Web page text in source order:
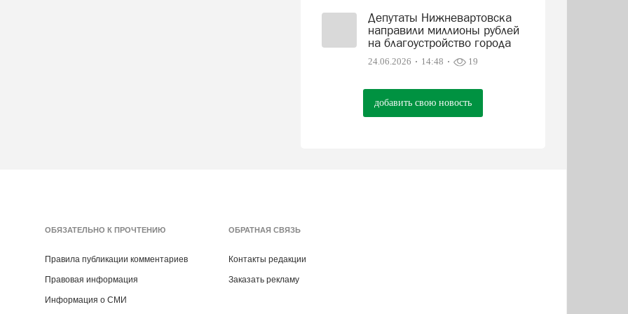
Депутаты Нижневартовска
направили миллионы рублей
на благоустройство города
24.06.2026 14:48 19
добавить свою новость
ОБЯЗАТЕЛЬНО К ПРОЧТЕНИЮ
Правила публикации комментариев
Правовая информация
Информация о СМИ
ОБРАТНАЯ СВЯЗЬ
Контакты редакции
Заказать рекламу